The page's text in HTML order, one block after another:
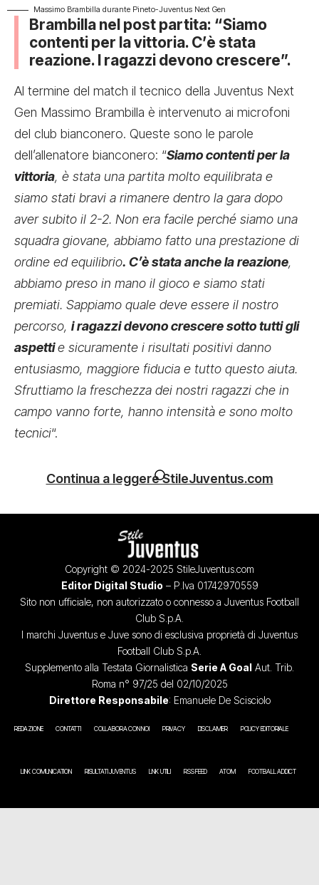
Massimo Brambilla durante Pineto-Juventus Next Gen
Brambilla nel post partita: “Siamo
contenti per la vittoria. C’è stata
reazione. I ragazzi devono crescere”.
Al termine del match il tecnico della Juventus Next
Gen Massimo Brambilla è intervenuto ai microfoni
del club bianconero. Queste sono le parole
dell’allenatore bianconero: “Siamo contenti per la
vittoria, è stata una partita molto equilibrata e
siamo stati bravi a rimanere dentro la gara dopo
aver subito il 2-2. Non era facile perché siamo una
squadra giovane, abbiamo fatto una prestazione di
ordine ed equilibrio. C’è stata anche la reazione,
abbiamo preso in mano il gioco e siamo stati
premiati. Sappiamo quale deve essere il nostro
percorso, i ragazzi devono crescere sotto tutti gli
aspettie sicuramente i risultati positivi danno
entusiasmo, maggiore fiducia e tutto questo aiuta.
Sfruttiamo la freschezza dei nostri ragazzi che in
campo vanno forte, hanno intensità e sono molto
tecnici“.
Continua a leggere StileJuventus.com
Copyright © 2024-2025 StileJuventus.com
Editor Digital Studio – P.Iva 01742970559
Sito non ufficiale, non autorizzato o connesso a Juventus Football
Club S.p.A.
I marchi Juventus e Juve sono di esclusiva proprietà di Juventus
Football Club S.p.A.
Supplemento alla Testata Giornalistica Serie A Goal Aut. Trib.
Roma n° 97/25 del 02/10/2025
Direttore Responsabile: Emanuele De Scisciolo
REDAZIONE CONTATTI COLLABORA CON NOI PRIVACY DISCLAIMER POLICY EDITORIALE
LINK COMUNICATION RISULTATI JUVENTUS LINK UTILI RSS FEED ATOM FOOTBALL ADDICT